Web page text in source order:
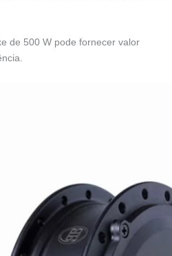
de 500 W pode fornecer valor